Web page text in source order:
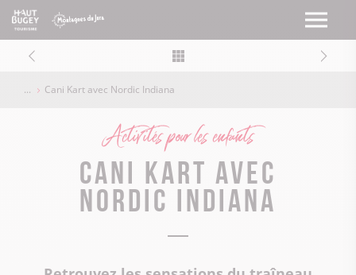
Cani Kart avec Nordic Indiana
Activités pour les enfants
Cani Kart avec
Nordic Indiana